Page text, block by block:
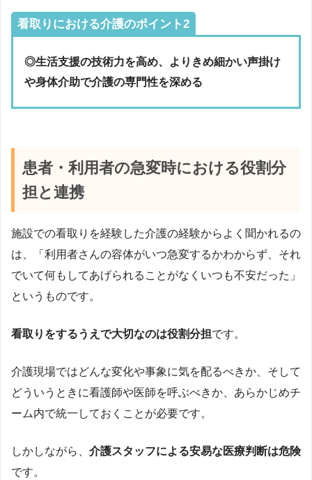
看取りにおける介護のポイント2
◎生活支援の技術力を高め、よりきめ細かい声掛け
や身体介助で介護の専門性を深める
患者・利用者の急変時における役割分
担と連携
施設での看取りを経験した介護の経験からよく聞かれるの
は、「利用者さんの容体がいつ急変するかわからず、それ
でいて何もしてあげられることがなくいつも不安だった」
というものです。
看取りをするうえで大切なのは役割分担です。
介護現場ではどんな変化や事象に気を配るべきか、そして
どういうときに看護師や医師を呼ぶべきか、あらかじめチ
ーム内で統一しておくことが必要です。
しかしながら、 介護スタッフによる安易な医療判断は危険
です。